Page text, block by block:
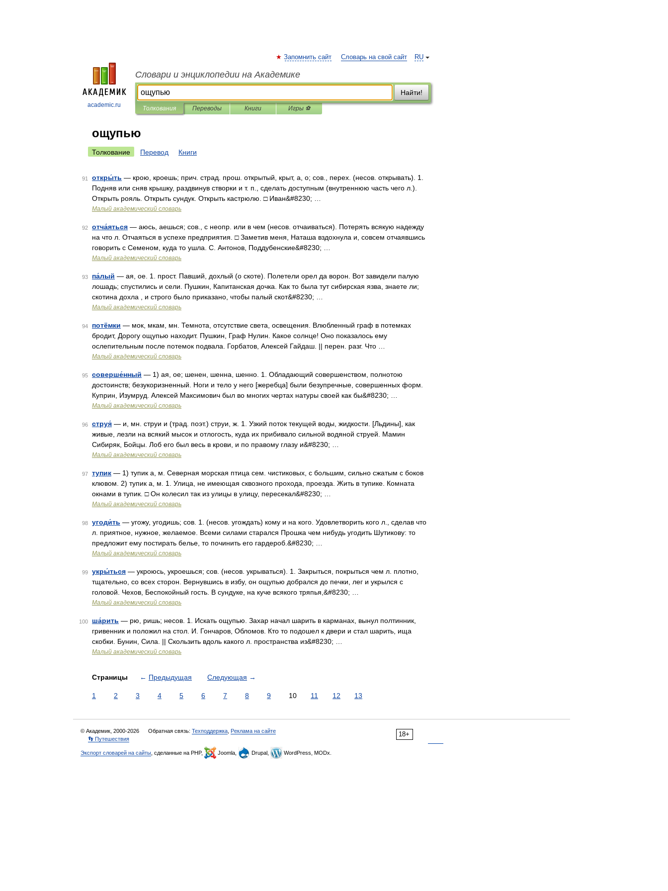
academic.ru
RU
Запомнить сайт Словарь на свой сайт
Словари и энциклопедии на Академике
Найти!
Толкования Переводы Книги Игры ⚽
ощупью
Толкование Перевод Книги
91 откры́ть — крою, кроешь; прич. страд. прош. открытый, крыт, а, о; сов., перех. (несов. открывать). 1.
Подняв или сняв крышку, раздвинув створки и т. п., сделать доступным (внутреннюю часть чего л.).
Открыть рояль. Открыть сундук. Открыть кастрюлю. □ Иван&#8230; …
Малый академический словарь
92 отча́яться — аюсь, аешься; сов., с неопр. или в чем (несов. отчаиваться). Потерять всякую надежду
на что л. Отчаяться в успехе предприятия. □ Заметив меня, Наташа вздохнула и, совсем отчаявшись
говорить с Семеном, куда то ушла. С. Антонов, Поддубенские&#8230; …
Малый академический словарь
93 па́лый — ая, ое. 1. прост. Павший, дохлый (о скоте). Полетели орел да ворон. Вот завидели палую
лошадь; спустились и сели. Пушкин, Капитанская дочка. Как то была тут сибирская язва, знаете ли;
скотина дохла , и строго было приказано, чтобы палый скот&#8230; …
Малый академический словарь
94 потёмки — мок, мкам, мн. Темнота, отсутствие света, освещения. Влюбленный граф в потемках
бродит, Дорогу ощупью находит. Пушкин, Граф Нулин. Какое солнце! Оно показалось ему
ослепительным после потемок подвала. Горбатов, Алексей Гайдаш. || перен. разг. Что …
Малый академический словарь
95 соверше́нный — 1) ая, ое; шенен, шенна, шенно. 1. Обладающий совершенством, полнотою
достоинств; безукоризненный. Ноги и тело у него [жеребца] были безупречные, совершенных форм.
Куприн, Изумруд. Алексей Максимович был во многих чертах натуры своей как бы&#8230; …
Малый академический словарь
96 струя́ — и, мн. струи и (трад. поэт.) струи, ж. 1. Узкий поток текущей воды, жидкости. [Льдины], как
живые, лезли на всякий мысок и отлогость, куда их прибивало сильной водяной струей. Мамин
Сибиряк, Бойцы. Лоб его был весь в крови, и по правому глазу и&#8230; …
Малый академический словарь
97 тупик — 1) тупик а, м. Северная морская птица сем. чистиковых, с большим, сильно сжатым с боков
клювом. 2) тупик а, м. 1. Улица, не имеющая сквозного прохода, проезда. Жить в тупике. Комната
окнами в тупик. □ Он колесил так из улицы в улицу, пересекал&#8230; …
Малый академический словарь
98 угоди́ть — угожу, угодишь; сов. 1. (несов. угождать) кому и на кого. Удовлетворить кого л., сделав что
л. приятное, нужное, желаемое. Всеми силами старался Прошка чем нибудь угодить Шутикову: то
предложит ему постирать белье, то починить его гардероб.&#8230; …
Малый академический словарь
99 укры́ться — укроюсь, укроешься; сов. (несов. укрываться). 1. Закрыться, покрыться чем л. плотно,
тщательно, со всех сторон. Вернувшись в избу, он ощупью добрался до печки, лег и укрылся с
головой. Чехов, Беспокойный гость. В сундуке, на куче всякого тряпья,&#8230; …
Малый академический словарь
100 ша́рить — рю, ришь; несов. 1. Искать ощупью. Захар начал шарить в карманах, вынул полтинник,
гривенник и положил на стол. И. Гончаров, Обломов. Кто то подошел к двери и стал шарить, ища
скобки. Бунин, Сила. || Скользить вдоль какого л. пространства из&#8230; …
Малый академический словарь
Страницы ← Предыдущая Следующая →
1 2 3 4 5 6 7 8 9 10 11 12 13
18+
© Академик, 2000-2026 Обратная связь: Техподдержка Реклама на сайте
👣 Путешествия
Экспорт словарей на сайты , сделанные на PHP, Joomla, Drupal, WordPress, MODx.